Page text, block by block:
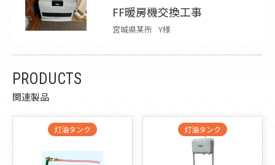
FF暖房機交換工事
宮城県某所 Y様
PRODUCTS
関連製品
灯油タンク 灯油タンク